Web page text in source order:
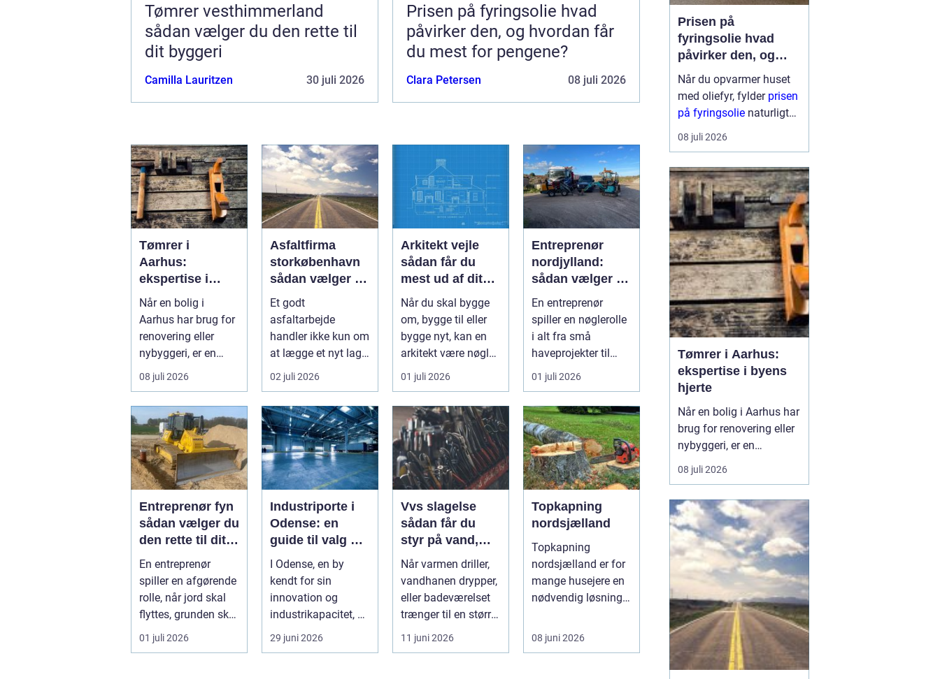
Tømrer vesthimmerland
sådan vælger du den rette til
dit byggeri
Camilla Lauritzen 30 juli 2026
Prisen på fyringsolie hvad
påvirker den, og hvordan får
du mest for pengene?
Clara Petersen 08 juli 2026
Tømrer i
Aarhus:
ekspertise i
byens hjerte
Når en bolig i
Aarhus har brug for
renovering eller
nybyggeri, er en
kompetent tømrer
u...
08 juli 2026
Asfaltfirma
storkøbenhavn
sådan vælger du
den rette
samarbejdspart
ner
Et godt
asfaltarbejde
handler ikke kun om
at lægge et nyt lag
asfalt. Det handler
også om
planlægnin...
02 juli 2026
Arkitekt vejle
sådan får du
mest ud af dit
byggeri
Når du skal bygge
om, bygge til eller
bygge nyt, kan en
arkitekt være nøglen
til et flot resultat, d...
01 juli 2026
Entreprenør
nordjylland:
sådan vælger du
den rette
samarbejdspart
ner til dit
byggeri
En entreprenør
spiller en nøglerolle
i alt fra små
haveprojekter til
større byggerier. I
Nordjylland...
01 juli 2026
Entreprenør fyn
sådan vælger du
den rette til dit
projekt
En entreprenør
spiller en afgørende
rolle, når jord skal
flyttes, grunden skal
klargøres, eller der ...
01 juli 2026
Industriporte i
Odense: en
guide til valg og
installation
I Odense, en by
kendt for sin
innovation og
industrikapacitet, er
valget af den rette
industriport a...
29 juni 2026
Vvs slagelse
sådan får du
styr på vand,
varme og energi
i din bolig
Når varmen driller,
vandhanen drypper,
eller badeværelset
trænger til en større
renovering, er en
dy...
11 juni 2026
Topkapning
nordsjælland
Topkapning
nordsjælland er for
mange husejere en
nødvendig løsning,
skaber mørke, ut...
08 juni 2026
Prisen på
fyringsolie hvad
påvirker den, og
hvordan får du mest
for pengene?
Når du opvarmer huset
med oliefyr, fylder prisen
på fyringsolie naturligt
meget i budgettet.
Mange oplever, at
år til år og nogle gange
fra uge til uge. Derfor
giver det god...
08 juli 2026
Tømrer i Aarhus:
ekspertise i byens
hjerte
Når en bolig i Aarhus har
brug for renovering eller
nybyggeri, er en
kompetent tømrer
uundværlig. Aarhus'
kræver erfarne fagfolk,
der kan håndtere alt fra
tagkonstruktioner til
specialiserede tr&ael...
08 juli 2026